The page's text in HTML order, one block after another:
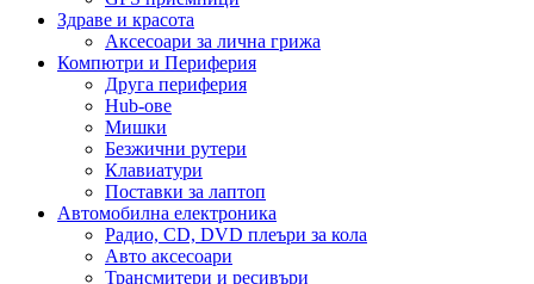
Здраве и красота
Аксесоари за лична грижа
Компютри и Периферия
Друга периферия
Hub-ове
Мишки
Безжични рутери
Клавиатури
Поставки за лаптоп
Автомобилна електроника
Радио, CD, DVD плеъри за кола
Авто аксесоари
Трансмитери и ресивъри